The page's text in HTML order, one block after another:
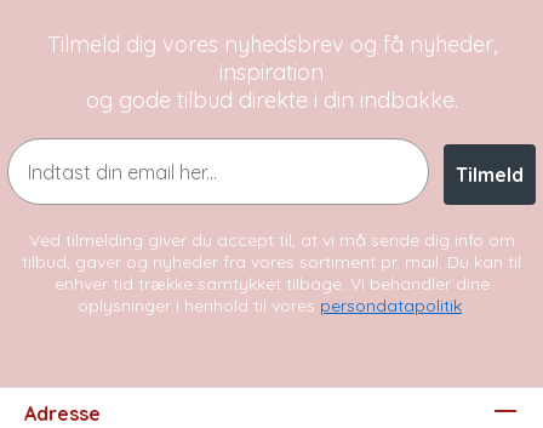
Tilmeld dig vores nyhedsbrev og få nyheder,
inspiration
og gode tilbud direkte i din indbakke.
Email
Tilmeld
Ved tilmelding giver du accept til, at vi må sende dig info om
tilbud, gaver og nyheder fra vores sortiment pr. mail. Du kan til
enhver tid trække samtykket tilbage. Vi behandler dine
oplysninger i henhold til vores persondatapolitik.
Adresse